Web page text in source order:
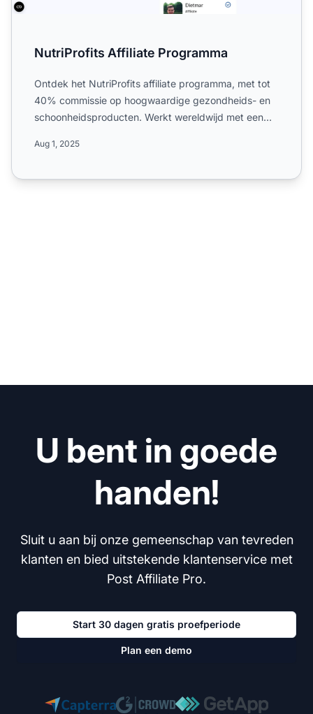
NutriProfits Affiliate Programma
Ontdek het NutriProfits affiliate programma, met tot
40% commissie op hoogwaardige gezondheids- en
schoonheidsproducten. Werkt wereldwijd met een
Aug 1, 2025
U bent in goede
handen!
Sluit u aan bij onze gemeenschap van tevreden
klanten en bied uitstekende klantenservice met
Post Affiliate Pro.
Start 30 dagen gratis proefperiode
Plan een demo